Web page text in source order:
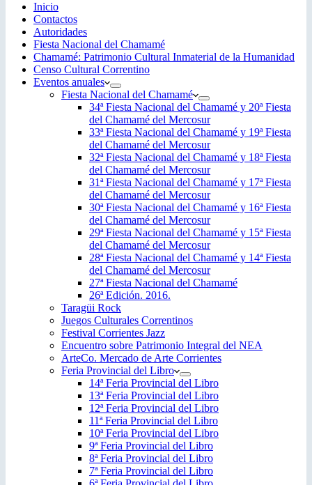
Inicio
Contactos
Autoridades
Fiesta Nacional del Chamamé
Chamamé: Patrimonio Cultural Inmaterial de la Humanidad
Censo Cultural Correntino
Eventos anuales
Fiesta Nacional del Chamamé
34ª Fiesta Nacional del Chamamé y 20ª Fiesta
del Chamamé del Mercosur
33ª Fiesta Nacional del Chamamé y 19ª Fiesta
del Chamamé del Mercosur
32ª Fiesta Nacional del Chamamé y 18ª Fiesta
del Chamamé del Mercosur
31ª Fiesta Nacional del Chamamé y 17ª Fiesta
del Chamamé del Mercosur
30ª Fiesta Nacional del Chamamé y 16ª Fiesta
del Chamamé del Mercosur
29ª Fiesta Nacional del Chamamé y 15ª Fiesta
del Chamamé del Mercosur
28ª Fiesta Nacional del Chamamé y 14ª Fiesta
del Chamamé del Mercosur
27ª Fiesta Nacional del Chamamé
26ª Edición. 2016.
Taragüi Rock
Juegos Culturales Correntinos
Festival Corrientes Jazz
Encuentro sobre Patrimonio Integral del NEA
ArteCo. Mercado de Arte Corrientes
Feria Provincial del Libro
14ª Feria Provincial del Libro
13ª Feria Provincial del Libro
12ª Feria Provincial del Libro
11ª Feria Provincial del Libro
10ª Feria Provincial del Libro
9ª Feria Provincial del Libro
8ª Feria Provincial del Libro
7ª Feria Provincial del Libro